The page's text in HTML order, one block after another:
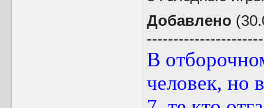
Добавлено
В
человек, но